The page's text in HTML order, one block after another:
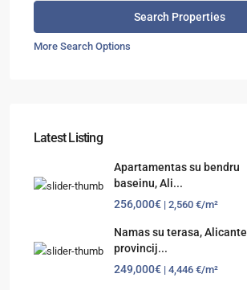
More Search Options
Latest Listing
Apartamentas su bendru
baseinu, Ali...
256,000€ | 2,560 €/m²
Namas su terasa, Alicante
provincij...
249,000€ | 4,446 €/m²